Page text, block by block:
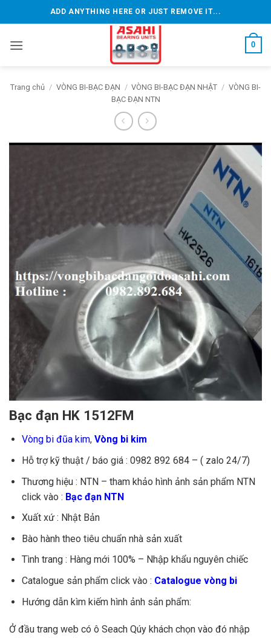
qua
dung
ADD ANYTHING HERE OR JUST REMOVE IT...
0
Trang chủ / VÒNG BI-BẠC ĐẠN / VÒNG BI-BẠC ĐẠN NHẬT / VÒNG BI-
BẠC ĐẠN NTN
Bạc đạn HK 1512FM
Vòng bi đũa kim, Vòng bi kim
Hỗ trợ kỹ thuật / báo giá : 0982 892 684 – ( zalo 24/7)
Thương hiệu : NTN – tham khảo hình ảnh sản phẩm NTN
click vào : Bạc đạn NTN
Xuất xứ : Nhật Bản
Bào hành theo tiêu chuẩn nhà sản xuất
Tình trang : Hàng mới 100% – Nhập khẩu nguyên chiếc
Catalogue sản phẩm click vào : Catalogue vòng bi
Hướng dẫn kìm kiếm hình ảnh sản phẩm:
Ở đầu trang web có ô Seach Qúy khách chọn vào đó nhập